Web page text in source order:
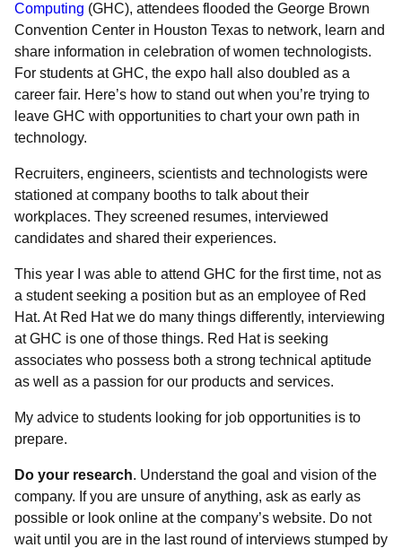
Computing (GHC), attendees flooded the George Brown
Convention Center in Houston Texas to network, learn and
share information in celebration of women technologists.
For students at GHC, the expo hall also doubled as a
career fair. Here’s how to stand out when you’re trying to
leave GHC with opportunities to chart your own path in
technology.
Recruiters, engineers, scientists and technologists were
stationed at company booths to talk about their
workplaces. They screened resumes, interviewed
candidates and shared their experiences.
This year I was able to attend GHC for the first time, not as
a student seeking a position but as an employee of Red
Hat. At Red Hat we do many things differently, interviewing
at GHC is one of those things. Red Hat is seeking
associates who possess both a strong technical aptitude
as well as a passion for our products and services.
My advice to students looking for job opportunities is to
prepare.
Do your research. Understand the goal and vision of the
company. If you are unsure of anything, ask as early as
possible or look online at the company’s website. Do not
wait until you are in the last round of interviews stumped by